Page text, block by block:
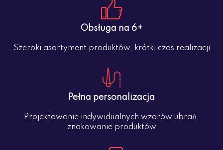
Obsługa na 6+
Szeroki asortyment produktów, krótki czas realizacji
Pełna personalizacja
Projektowanie indywidualnych wzorów ubrań,
znakowanie produktów